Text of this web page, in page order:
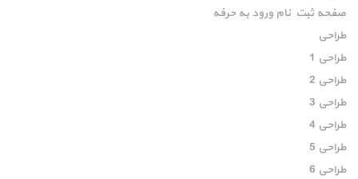
صفحه ثبت نام ورود به حرفه
طراحی
طراحی 1
طراحی 2
طراحی 3
طراحی 4
طراحی 5
طراحی 6